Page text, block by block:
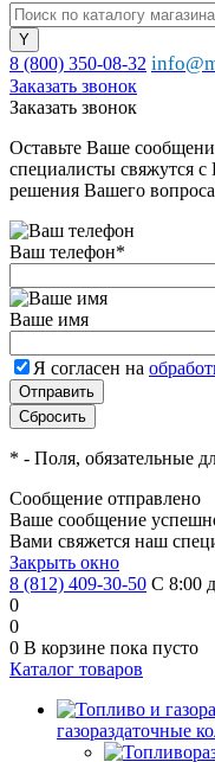
8 (800) 350-08-32
Заказать звонок
Заказать звонок
Оставьте Ваше
специалисты свяжутся
решения Вашего
Ваш телефон*
Ваше имя
Я согласен на
* - Поля, обязательные
Сообщение отправлено
Ваше сообщение
Вами свяжется наш
Закрыть окно
8 (812) 409-30-50 С 8:00
0
0
0 В корзине пока пусто
Каталог товаров
газораздаточные